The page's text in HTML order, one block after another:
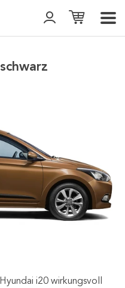
i20 wirkungsvoll